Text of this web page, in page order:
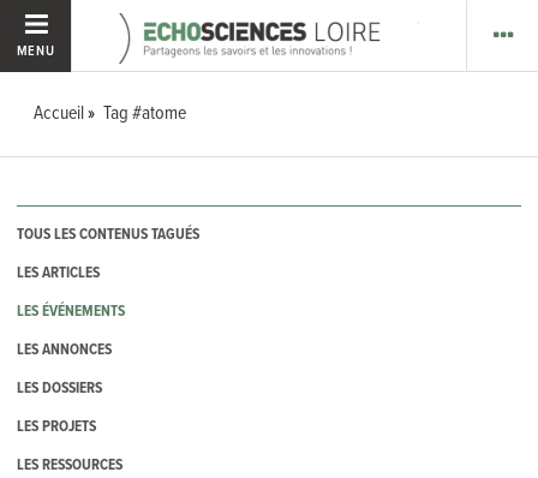
MENU
Accueil Tag #atome
TOUS LES CONTENUS TAGUÉS
LES ARTICLES
LES ÉVÉNEMENTS
LES ANNONCES
LES DOSSIERS
LES PROJETS
LES RESSOURCES